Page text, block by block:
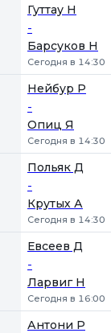
Гуттау Н
-
Барсуков Н
Сегодня в 14:30
Нейбур Р
-
Опиц Я
Сегодня в 14:30
Польяк Д
-
Крутых А
Сегодня в 14:30
Евсеев Д
-
Ларвиг Н
Сегодня в 16:00
Антони Р